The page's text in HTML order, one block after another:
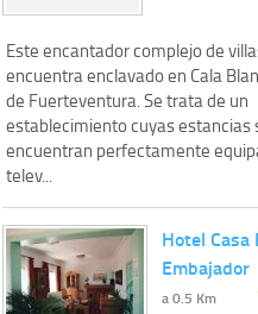
Este encantador complejo de
encuentra enclavado en Cala
de Fuerteventura. Se trata de un
establecimiento cuyas estancias
encuentran perfectamente
telev...
Hotel Casa
Embajador
a 0.5 Km